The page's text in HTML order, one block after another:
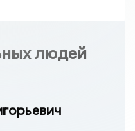
людей